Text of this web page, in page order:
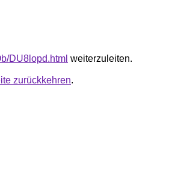
DU8lopd.html weiterzuleiten.
zurückkehren.